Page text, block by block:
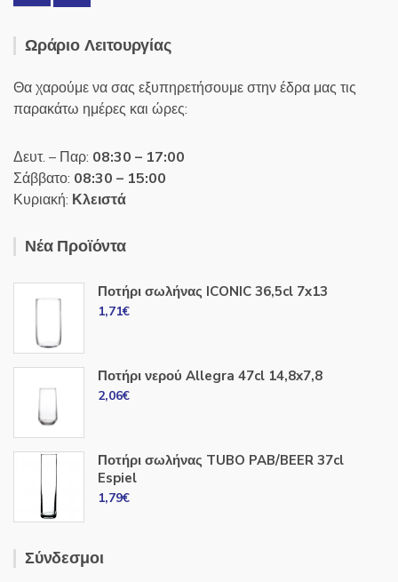
Ωράριο Λειτουργίας
Θα χαρούμε να σας εξυπηρετήσουμε στην έδρα μας τις
παρακάτω ημέρες και ώρες:
Δευτ. – Παρ: 08:30 – 17:00
Σάββατο: 08:30 – 15:00
Κυριακή: Κλειστά
Νέα Προϊόντα
Ποτήρι σωλήνας ICONIC 36,5cl 7x13
1,71€
Ποτήρι νερού Allegra 47cl 14,8x7,8
2,06€
Ποτήρι σωλήνας TUBO PAB/BEER 37cl
Espiel
1,79€
Σύνδεσμοι